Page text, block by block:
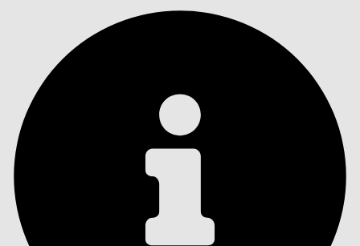
目次